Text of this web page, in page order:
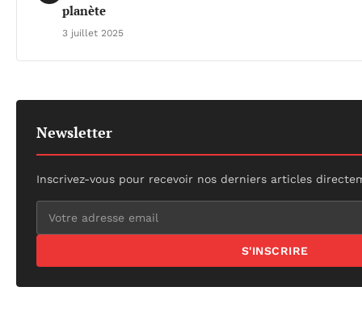
planète
3 juillet 2025
Newsletter
Inscrivez-vous pour recevoir nos derniers articles
S'INSCRIRE